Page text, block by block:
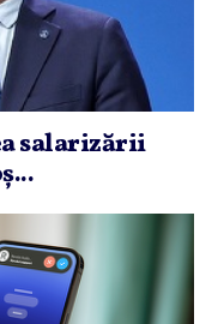
salarizării